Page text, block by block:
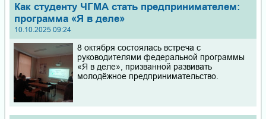
Как студенту ЧГМА стать предпринимателем:
программа «Я в деле»
10.10.2025 09:24
8 октября состоялась встреча с
руководителями федеральной программы
«Я в деле», призванной развивать
молодёжное предпринимательство.